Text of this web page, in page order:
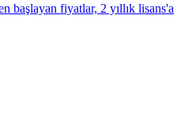
başlayan fiyatlar, 2 yıllık lisans'a